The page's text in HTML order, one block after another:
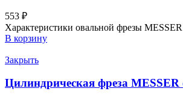
553 ₽
Характеристики овальной фрезы
В корзину
Закрыть
Цилиндрическая фреза